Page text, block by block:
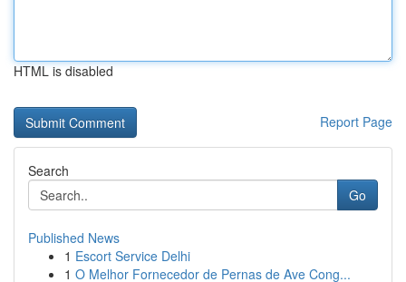
HTML is disabled
Report Page
Search
Go
Published News
1 Escort Service Delhi
1 O Melhor Fornecedor de Pernas de Ave Cong...